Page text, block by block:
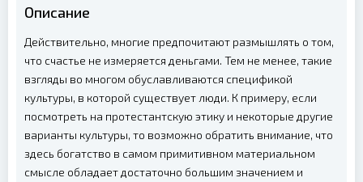
Описание
Действительно, многие предпочитают размышлять о том,
что счастье не измеряется деньгами. Тем не менее, такие
взгляды во многом обуславливаются спецификой
культуры, в которой существует люди. К примеру, если
посмотреть на протестантскую этику и некоторые другие
варианты культуры, то возможно обратить внимание, что
здесь богатство в самом примитивном материальном
смысле обладает достаточно большим значением и